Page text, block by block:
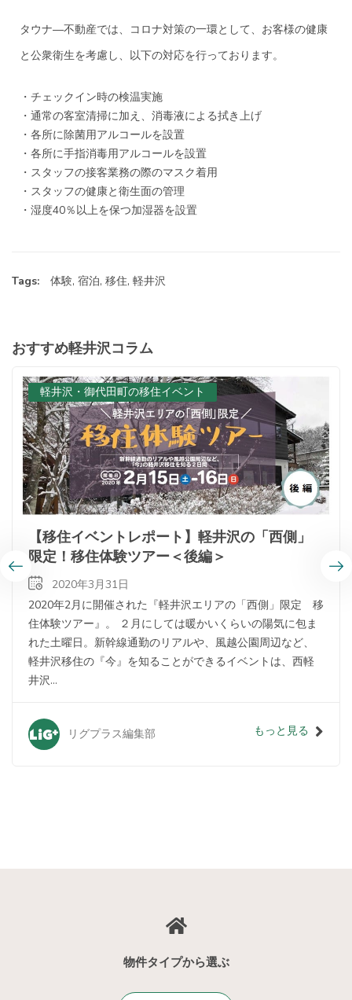
タウナ―不動産では、コロナ対策の一環として、お客様の健康
と公衆衛生を考慮し、以下の対応を行っております。
・チェックイン時の検温実施
・通常の客室清掃に加え、消毒液による拭き上げ
・各所に除菌用アルコールを設置
・各所に手指消毒用アルコールを設置
・スタッフの接客業務の際のマスク着用
・スタッフの健康と衛生面の管理
・湿度40％以上を保つ加湿器を設置
Tags: 体験, 宿泊, 移住, 軽井沢
おすすめ軽井沢コラム
軽井沢・御代田町の移住イベント
【移住イベントレポート】軽井沢の「西側」
限定！移住体験ツアー＜後編＞
2020年3月31日
2020年2月に開催された『軽井沢エリアの「西側」限定 移
住体験ツアー』。 ２月にしては暖かいくらいの陽気に包ま
れた土曜日。新幹線通勤のリアルや、風越公園周辺など、
軽井沢移住の『今』を知ることができるイベントは、西軽
井沢...
リグプラス編集部 もっと見る
物件タイプから選ぶ